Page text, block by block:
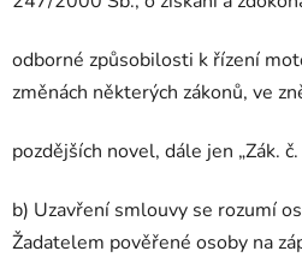
odborné způsobilosti k řízení
změnách některých zákonů, ve
pozdějších novel, dále jen „Zák.
b) Uzavření smlouvy se rozumí
Žadatelem pověřené osoby na